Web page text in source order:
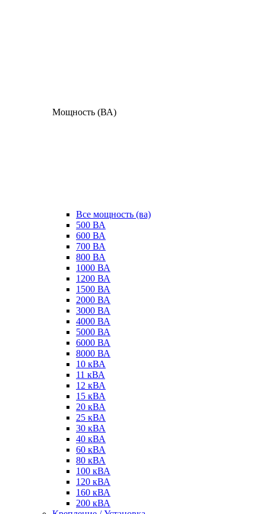
Мощность (ВА)
Все мощность (ва)
500 ВА
600 ВА
700 ВА
800 ВА
1000 ВА
1200 ВА
1500 ВА
2000 ВА
3000 ВА
4000 ВА
5000 ВА
6000 ВА
8000 ВА
10 кВА
11 кВА
12 кВА
15 кВА
20 кВА
25 кВА
30 кВА
40 кВА
60 кВА
80 кВА
100 кВА
120 кВА
160 кВА
200 кВА